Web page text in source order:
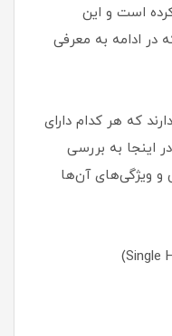
است و این
در ادامه به معرفی
که هر کدام دارای
اینجا به بررسی
و ویژگی‌های آن‌ها